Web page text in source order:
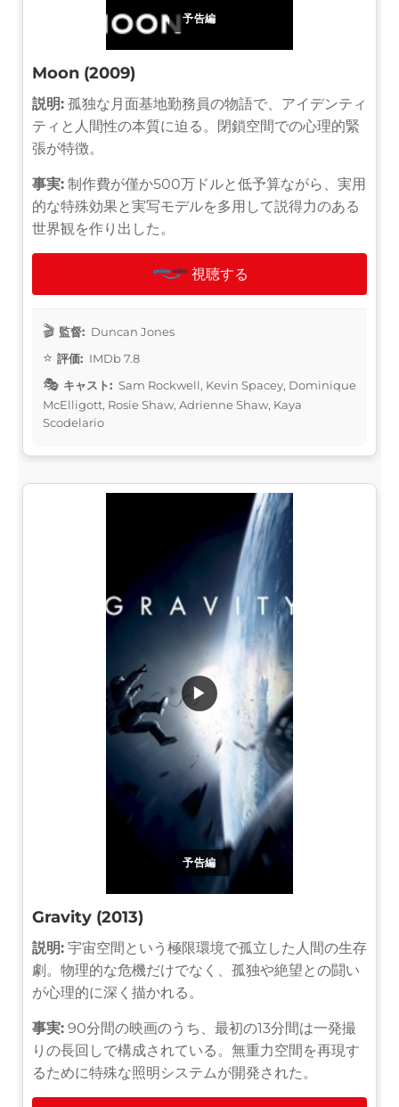
予告編
Moon (2009)
説明: 孤独な月面基地勤務員の物語で、アイデンティ
ティと人間性の本質に迫る。閉鎖空間での心理的緊
張が特徴。
事実: 制作費が僅か500万ドルと低予算ながら、実用
的な特殊効果と実写モデルを多用して説得力のある
世界観を作り出した。
視聴する
監督: Duncan Jones
評価: IMDb 7.8
キャスト: Sam Rockwell, Kevin Spacey, Dominique
McElligott, Rosie Shaw, Adrienne Shaw, Kaya
Scodelario
予告編
▶
Gravity (2013)
説明: 宇宙空間という極限環境で孤立した人間の生存
劇。物理的な危機だけでなく、孤独や絶望との闘い
が心理的に深く描かれる。
事実: 90分間の映画のうち、最初の13分間は一発撮
りの長回しで構成されている。無重力空間を再現す
るために特殊な照明システムが開発された。